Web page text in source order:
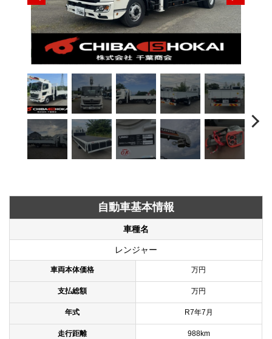
自動車基本情報
車種名
レンジャー
車両本体価格 万円
支払総額 万円
年式 R7年7月
走行距離 988km